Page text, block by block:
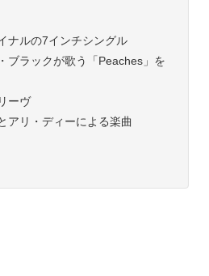
ナルの7インチシングル
ブラックが歌う「Peaches」を
ーヴ
アリ・ディーによる楽曲